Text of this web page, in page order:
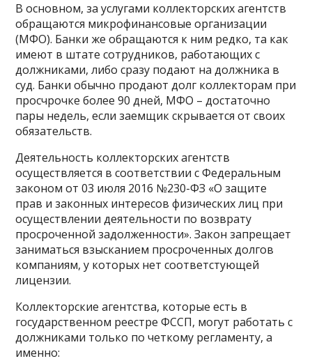
В основном, за услугами коллекторских агентств
обращаются микрофинансовые организации
(МФО). Банки же обращаются к ним редко, та как
имеют в штате сотрудников, работающих с
должниками, либо сразу подают на должника в
суд. Банки обычно продают долг коллекторам при
просчрочке более 90 дней, МФО – достаточно
пары недель, если заемщик скрывается от своих
обязательств.
Деятельность коллекторских агентств
осуществляется в соответствии с Федеральным
законом от 03 июля 2016 №230-ФЗ «О защите
прав и законных интересов физических лиц при
осуществлении деятельности по возврату
просроченной задолженности». Закон запрещает
заниматься взысканием просроченных долгов
компаниям, у которых нет соответстующей
лицензии.
Коллекторские агентства, которые есть в
государственном реестре ФССП, могут работать с
должниками только по четкому регламенту, а
именно: